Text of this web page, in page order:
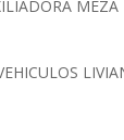
MEZA